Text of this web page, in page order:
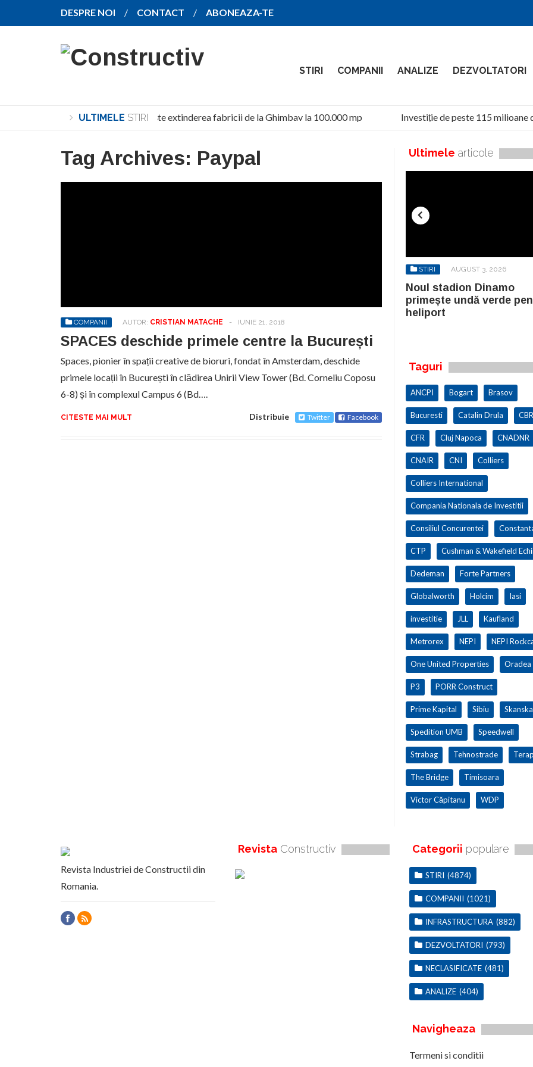
DESPRE NOI CONTACT ABONEAZA-TE
STIRI COMPANII ANALIZE DEZVOLTATORI
ULTIMELE STIRI
SANY pregătește extinderea fabricii de la Ghimbav la 100.000 mp Investiție de peste 115 milioane
Tag Archives: Paypal
COMPANII AUTOR: CRISTIAN MATACHE - IUNIE 21, 2018
SPACES deschide primele centre la București
Spaces, pionier în spații creative de bioruri, fondat în Amsterdam, deschide
primele locații în București în clădirea Unirii View Tower (Bd. Corneliu Coposu
6-8) și în complexul Campus 6 (Bd….
CITESTE MAI MULT Distribuie Twitter Facebook
Ultimele articole
STIRI AUGUST 3, 2026
Noul stadion Dinamo
primește undă verde
heliport
Taguri
ANCPI Bogart Brasov
Bucuresti Catalin Drula
CFR Cluj Napoca CNADNR
CNAIR CNI Colliers
Colliers International
Compania Nationala de Investitii
Consiliul Concurentei
CTP Cushman & Wakefield
Dedeman Forte Partners
Globalworth Holcim Iasi
investitie JLL Kaufland
Metrorex NEPI NEPI
One United Properties Oradea
P3 PORR Construct
Prime Kapital Sibiu Skanska
Spedition UMB Speedwell
Strabag Tehnostrade
The Bridge Timisoara
Victor Căpitanu WDP
Revista Industriei de Constructii din
Romania.
Revista Constructiv Categorii populare
STIRI (4874)
COMPANII (1021)
INFRASTRUCTURA (882)
DEZVOLTATORI (793)
NECLASIFICATE (481)
ANALIZE (404)
Navigheaza
Termeni si conditii